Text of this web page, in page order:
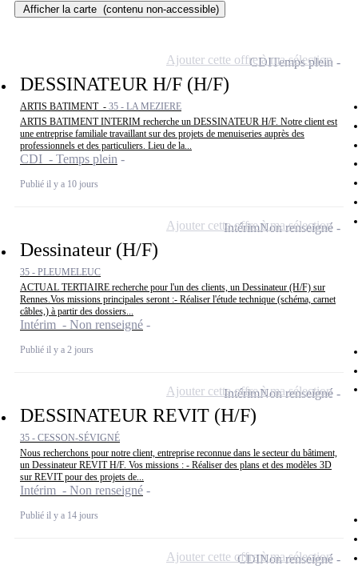
Afficher la carte (contenu non-accessible)
DESSINATEUR H/F (H/F)
ARTIS BATIMENT - 35 - LA MEZIERE
ARTIS BATIMENT INTERIM recherche un DESSINATEUR H/F. Notre client est
une entreprise familiale travaillant sur des projets de menuiseries auprès des
professionnels et des particuliers. Lieu de la...
CDI - Temps plein
Publié il y a 10 jours
CDITemps plein
Ajouter cette offre à ma sélection
Dessinateur (H/F)
35 - PLEUMELEUC
ACTUAL TERTIAIRE recherche pour l'un des clients, un Dessinateur (H/F) sur
Rennes.Vos missions principales seront :- Réaliser l'étude technique (schéma, carnet
câbles,) à partir des dossiers...
Intérim - Non renseigné
Publié il y a 2 jours
IntérimNon renseigné
Ajouter cette offre à ma sélection
DESSINATEUR REVIT (H/F)
35 - CESSON-SÉVIGNÉ
Nous recherchons pour notre client, entreprise reconnue dans le secteur du bâtiment,
un Dessinateur REVIT H/F. Vos missions : - Réaliser des plans et des modèles 3D
sur REVIT pour des projets de...
Intérim - Non renseigné
Publié il y a 14 jours
IntérimNon renseigné
Ajouter cette offre à ma sélection
CDINon renseigné
Ajouter cette offre à ma sélection